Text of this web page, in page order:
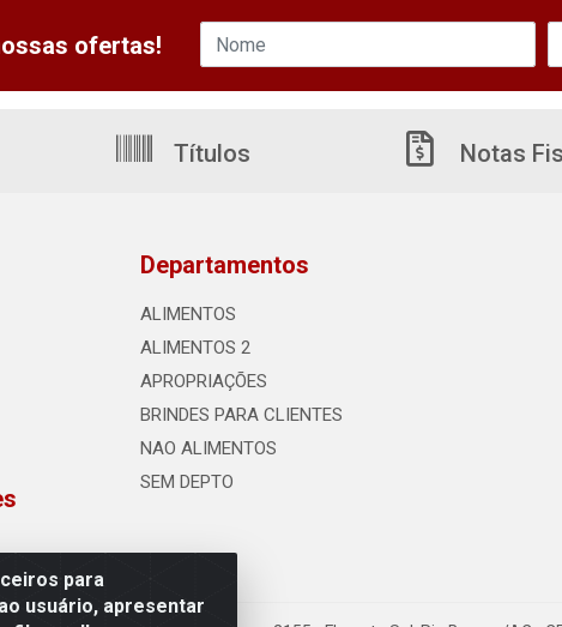
para
usuário, apresentar
ofertas!
Títulos Notas
Departamentos
ALIMENTOS
ALIMENTOS 2
APROPRIAÇÕES
BRINDES PARA CLIENTES
NAO ALIMENTOS
SEM DEPTO